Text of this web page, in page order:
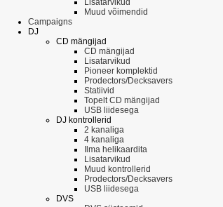
Lisatarvikud
Muud võimendid
Campaigns
DJ
CD mängijad
CD mängijad
Lisatarvikud
Pioneer komplektid
Prodectors/Decksavers
Statiivid
Topelt CD mängijad
USB liidesega
DJ kontrollerid
2 kanaliga
4 kanaliga
Ilma helikaardita
Lisatarvikud
Muud kontrollerid
Prodectors/Decksavers
USB liidesega
DVS